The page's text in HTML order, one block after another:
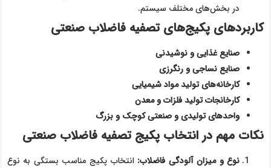
در بخش‌های مختلف سیستم.
کاربردهای پکیج‌های تصفیه فاضلاب صنعتی
صنایع غذایی و نوشیدنی
صنایع نساجی و رنگرزی
کارخانه‌های تولید مواد شیمیایی
کارخانجات تولید فلزات و معدن
واحدهای تولیدی و صنعتی کوچک و بزرگ
نکات مهم در انتخاب پکیج تصفیه فاضلاب صنعتی
نوع و میزان آلودگی فاضلاب: انتخاب پکیج مناسب بستگی به نوع